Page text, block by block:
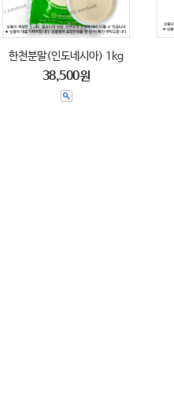
한천분말(인도네시아) 1kg
38,500원